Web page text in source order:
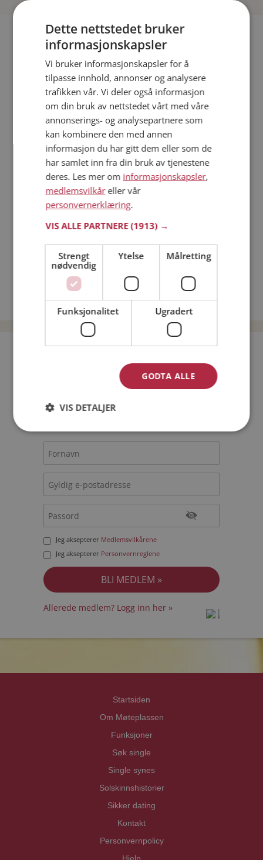
Hvis du søker dating i Skjåk har du kommet til riktig sted. På
Møteplassen kan du bli medlem og søke blant tusenvis av
datinginteresserte single i Skjåk
Läs mer
Trinn 1 - Bli medlem og lag en presentasjon
Trinn 2 - Slik fungerer våre søkefunksjoner
Trinn 3 - Tips til hvordan du tar kontakt
Sikker dating
Dating på mobilen
Dating på Møteplassen
Kvinner fra Skjåk
Date kvinner i Norge
Date menn i Norge
Mann Kvinne
Jeg aksepterer Medlemsvilkårene
Jeg aksepterer Personvernreglene
Allerede medlem? Logg inn her »
Startsiden
Om Møteplassen
Funksjoner
Søk single
Single synes
Solskinnshistorier
Sikker dating
Kontakt
Personvernpolicy
Dette nettstedet bruker
informasjonskapsler
Vi bruker informasjonskapsler for å
tilpasse innhold, annonser og analysere
trafikken vår. Vi deler også informasjon
om din bruk av nettstedet vårt med våre
annonserings- og analysepartnere som
kan kombinere den med annen
informasjon du har gitt dem eller som de
har samlet inn fra din bruk av tjenestene
deres. Les mer om informasjonskapsler,
medlemsvilkåreller vår
personvernerklæring.
VIS ALLE PARTNERE(1913) →
Strengt
nødvendig
Ytelse Målretting
Funksjonalitet Ugradert
GODTA ALLE
VIS DETALJER